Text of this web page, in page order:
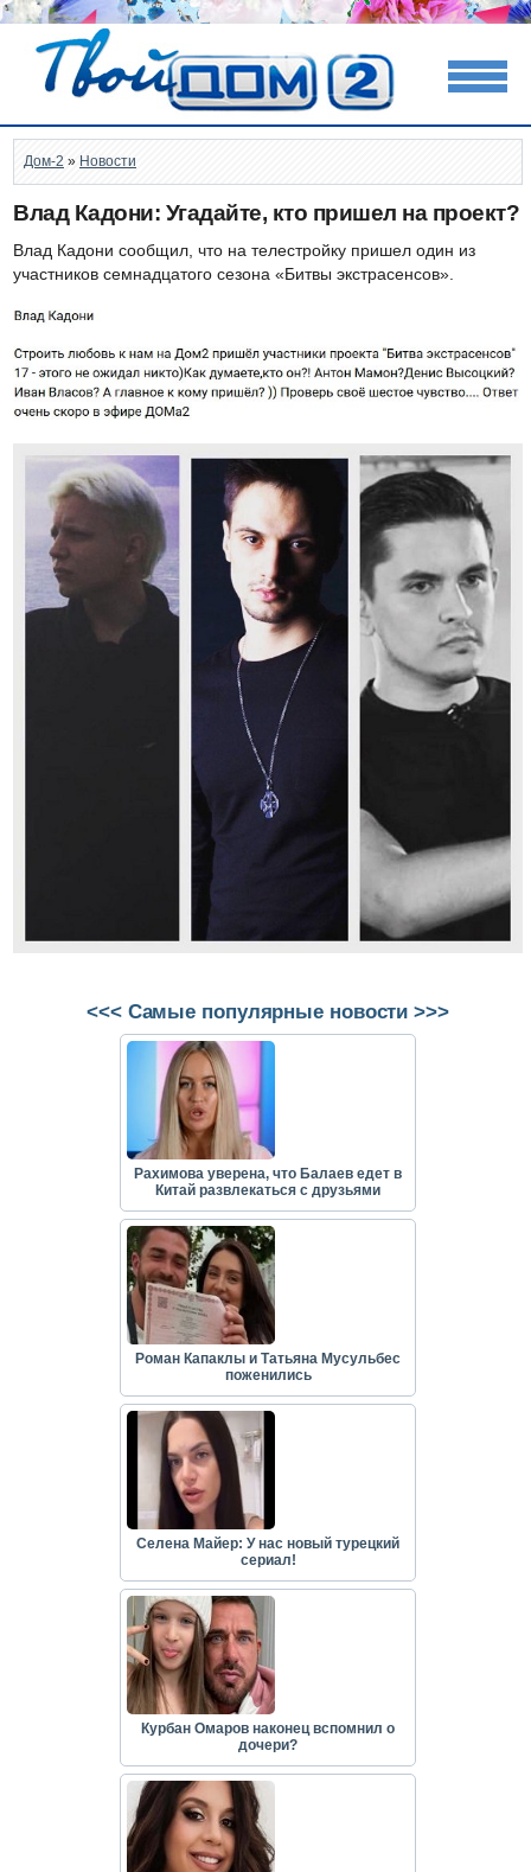
Дом-2 » Новости
Влад Кадони: Угадайте, кто пришел на проект?
Влад Кадони сообщил, что на телестройку пришел один из
участников семнадцатого сезона «Битвы экстрасенсов».
<<< Самые популярные новости >>>
Рахимова уверена, что Балаев едет в
Китай развлекаться с друзьями
Роман Капаклы и Татьяна Мусульбес
поженились
Селена Майер: У нас новый турецкий
сериал!
Курбан Омаров наконец вспомнил о
дочери?